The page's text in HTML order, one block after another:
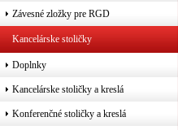
Závesné zložky pre RGD
Kancelárske stoličky
Doplnky
Kancelárske stoličky a kreslá
Konferenčné stoličky a kreslá